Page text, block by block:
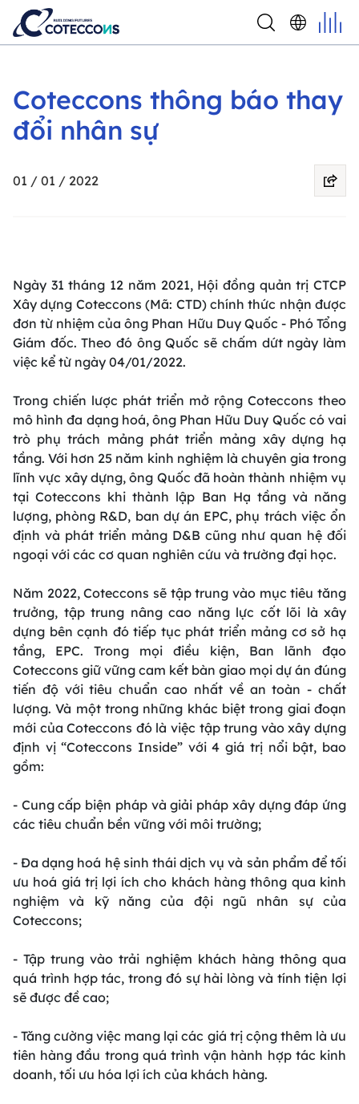
Coteccons thông báo thay
đổi nhân sự
01 / 01 / 2022
Ngày 31 tháng 12 năm 2021, Hội đồng quản trị CTCP
Xây dựng Coteccons (Mã: CTD) chính thức nhận được
đơn từ nhiệm của ông Phan Hữu Duy Quốc - Phó Tổng
Giám đốc. Theo đó ông Quốc sẽ chấm dứt ngày làm
việc kể từ ngày 04/01/2022.
Trong chiến lược phát triển mở rộng Coteccons theo
mô hình đa dạng hoá, ông Phan Hữu Duy Quốc có vai
trò phụ trách mảng phát triển mảng xây dựng hạ
tầng. Với hơn 25 năm kinh nghiệm là chuyên gia trong
lĩnh vực xây dựng, ông Quốc đã hoàn thành nhiệm vụ
tại Coteccons khi thành lập Ban Hạ tầng và năng
lượng, phòng R&D, ban dự án EPC, phụ trách việc ổn
định và phát triển mảng D&B cũng như quan hệ đối
ngoại với các cơ quan nghiên cứu và trường đại học.
Năm 2022, Coteccons sẽ tập trung vào mục tiêu tăng
trưởng, tập trung nâng cao năng lực cốt lõi là xây
dựng bên cạnh đó tiếp tục phát triển mảng cơ sở hạ
tầng, EPC. Trong mọi điều kiện, Ban lãnh đạo
Coteccons giữ vững cam kết bàn giao mọi dự án đúng
tiến độ với tiêu chuẩn cao nhất về an toàn - chất
lượng. Và một trong những khác biệt trong giai đoạn
mới của Coteccons đó là việc tập trung vào xây dựng
định vị “Coteccons Inside” với 4 giá trị nổi bật, bao
gồm:
- Cung cấp biện pháp và giải pháp xây dựng đáp ứng
các tiêu chuẩn bền vững với môi trường;
- Đa dạng hoá hệ sinh thái dịch vụ và sản phẩm để tối
ưu hoá giá trị lợi ích cho khách hàng thông qua kinh
nghiệm và kỹ năng của đội ngũ nhân sự của
Coteccons;
- Tập trung vào trải nghiệm khách hàng thông qua
quá trình hợp tác, trong đó sự hài lòng và tính tiện lợi
sẽ được đề cao;
- Tăng cường việc mang lại các giá trị cộng thêm là ưu
tiên hàng đầu trong quá trình vận hành hợp tác kinh
doanh, tối ưu hóa lợi ích của khách hàng.